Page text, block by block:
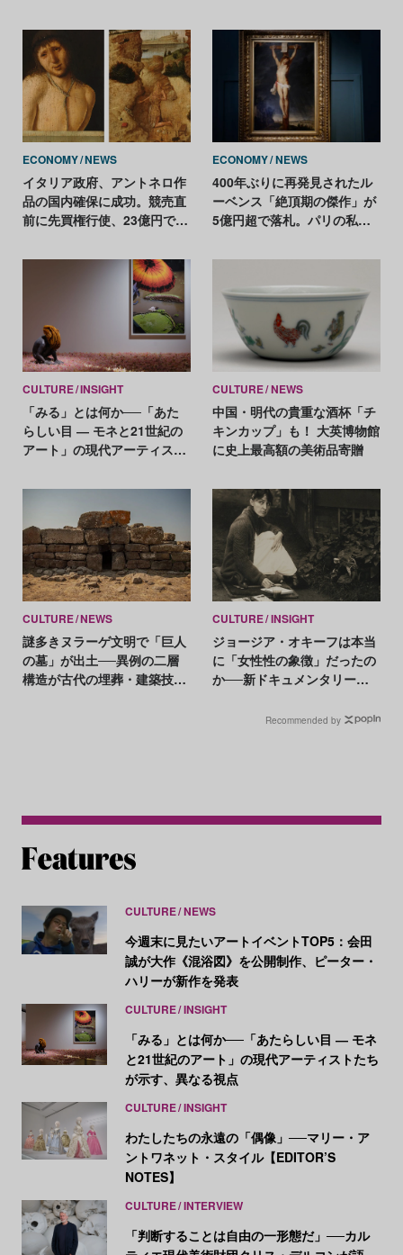
ートニュース】
ECONOMY NEWS
イタリア政府、アントネロ作
品の国内確保に成功。競売直
前に先買権行使、23億円で取
ECONOMY NEWS
400年ぶりに再発見されたル
ーベンス「絶頂期の傑作」が
5億円超で落札。パリの私邸
CULTURE INSIGHT
「みる」とは何か──「あた
らしい目 ― モネと21世紀の
アート」の現代アーティスト
CULTURE NEWS
中国・明代の貴重な酒杯「チ
キンカップ」も！ 大英博物館
に史上最高額の美術品寄贈
CULTURE NEWS
謎多きヌラーゲ文明で「巨人
の墓」が出土──異例の二層
構造が古代の埋葬・建築技術
CULTURE INSIGHT
ジョージア・オキーフは本当
に「女性性の象徴」だったの
か──新ドキュメンタリーが
Recommended by
CULTURE NEWS
今週末に見たいアートイベントTOP5：会田
誠が大作《混浴図》を公開制作、ピーター・
ハリーが新作を発表
CULTURE INSIGHT
「みる」とは何か──「あたらしい目 ― モネ
と21世紀のアート」の現代アーティストたち
が示す、異なる視点
CULTURE INSIGHT
わたしたちの永遠の「偶像」──マリー・ア
ントワネット・スタイル【EDITOR’S
NOTES】
CULTURE INTERVIEW
「判断することは自由の一形態だ」──カル